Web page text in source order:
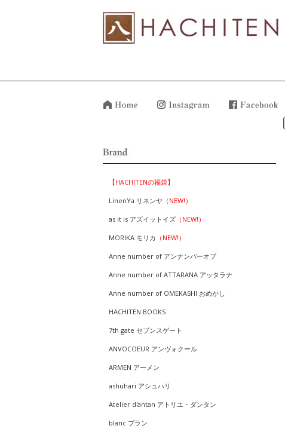
【HACHITENの福袋】
LinenYa リネンヤ （NEW!）
as it is アズイットイズ （NEW!）
MORIKA モリカ （NEW!）
Anne number of アンナンバーオブ
Anne number of ATTARANA アッタラナ
Anne number of OMEKASHI おめかし
HACHITEN BOOKS
7th gate セブンスゲート
ANVOCOEUR アンヴォクール
ARMEN アーメン
ashuhari アシュハリ
Atelier d'antan アトリエ・ダンタン
blanc ブラン